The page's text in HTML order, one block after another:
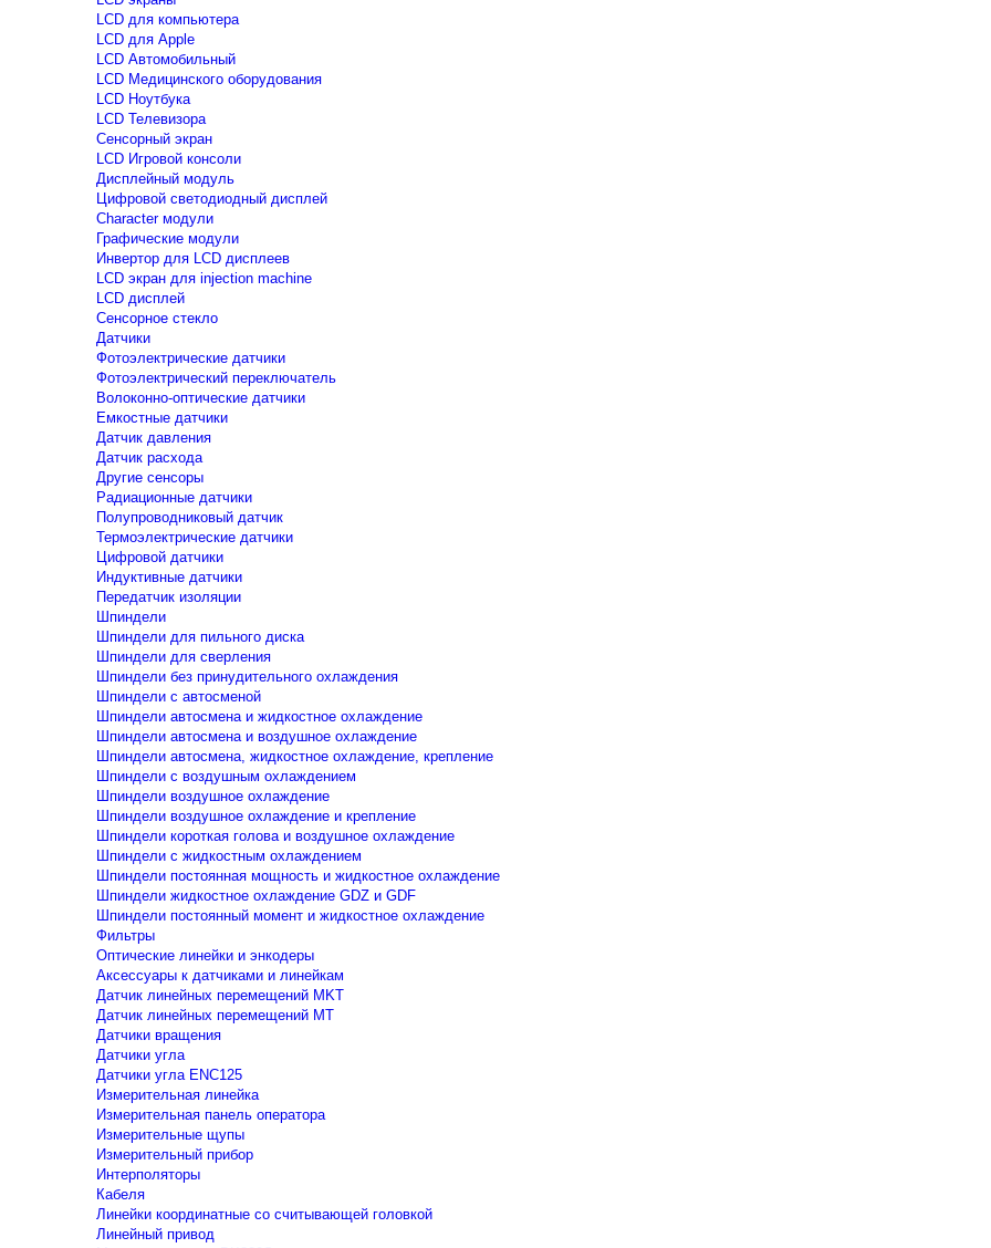
LCD для компьютера
LCD для Apple
LCD Автомобильный
LCD Медицинского оборудования
LCD Ноутбука
LCD Телевизора
Сенсорный экран
LCD Игровой консоли
Дисплейный модуль
Цифровой светодиодный дисплей
Сharacter модули
Графические модули
Инвертор для LCD дисплеев
LCD экран для injection machine
LCD дисплей
Сенсорное стекло
Датчики
Фотоэлектрические датчики
Фотоэлектрический переключатель
Волоконно-оптические датчики
Емкостные датчики
Датчик давления
Датчик расхода
Другие сенсоры
Радиационные датчики
Полупроводниковый датчик
Термоэлектрические датчики
Цифровой датчики
Индуктивные датчики
Передатчик изоляции
Шпиндели
Шпиндели для пильного диска
Шпиндели для сверления
Шпиндели без принудительного охлаждения
Шпиндели с автосменой
Шпиндели автосмена и жидкостное охлаждение
Шпиндели автосмена и воздушное охлаждение
Шпиндели автосмена, жидкостное охлаждение, крепление
Шпиндели с воздушным охлаждением
Шпиндели воздушное охлаждение
Шпиндели воздушное охлаждение и крепление
Шпиндели короткая голова и воздушное охлаждение
Шпиндели с жидкостным охлаждением
Шпиндели постоянная мощность и жидкостное охлаждение
Шпиндели жидкостное охлаждение GDZ и GDF
Шпиндели постоянный момент и жидкостное охлаждение
Фильтры
Оптические линейки и энкодеры
Аксессуары к датчиками и линейкам
Датчик линейных перемещений MKT
Датчик линейных перемещений MT
Датчики вращения
Датчики угла
Датчики угла ENC125
Измерительная линейка
Измерительная панель оператора
Измерительные щупы
Измерительный прибор
Интерполяторы
Кабеля
Линейки координатные со считывающей головкой
Линейный привод